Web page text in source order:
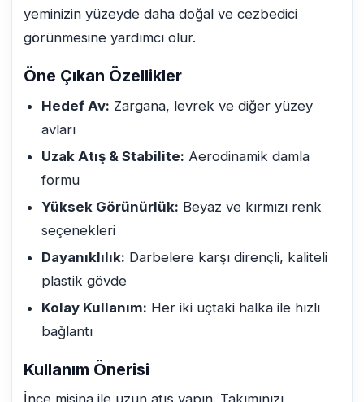
yeminizin yüzeyde daha doğal ve cezbedici
görünmesine yardımcı olur.
Öne Çıkan Özellikler
Hedef Av: Zargana, levrek ve diğer yüzey
avları
Uzak Atış & Stabilite: Aerodinamik damla
formu
Yüksek Görünürlük: Beyaz ve kırmızı renk
seçenekleri
Dayanıklılık: Darbelere karşı dirençli, kaliteli
plastik gövde
Kolay Kullanım: Her iki uçtaki halka ile hızlı
bağlantı
Kullanım Önerisi